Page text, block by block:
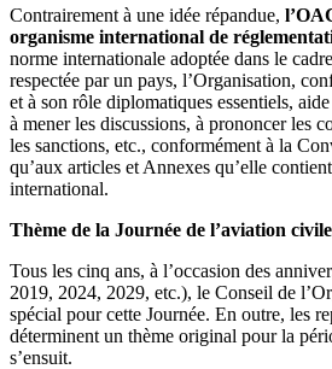
Contrairement à une idée répandue,
organisme international de
norme internationale adoptée dans le
respectée par un pays, l’Organisation,
et à son rôle diplomatiques essentiels,
à mener les discussions, à prononcer les
les sanctions, etc., conformément à la
qu’aux articles et Annexes qu’elle
international.
Thème de la Journée de l’aviation
Tous les cinq ans, à l’occasion des
2019, 2024, 2029, etc.), le Conseil de
spécial pour cette Journée. En outre, les
déterminent un thème original pour la
s’ensuit.